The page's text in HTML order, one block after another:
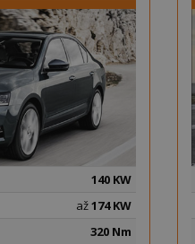
140 KW
až174 KW
320 Nm